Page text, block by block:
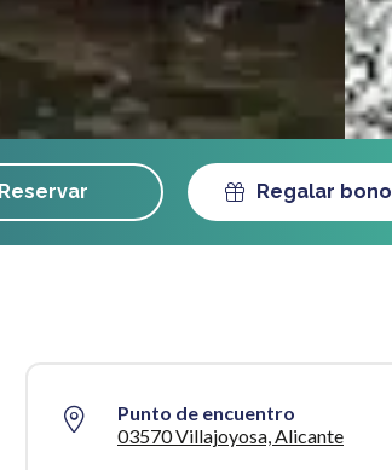
Reservar Regalar bono
Punto de encuentro
03570 Villajoyosa, Alicante